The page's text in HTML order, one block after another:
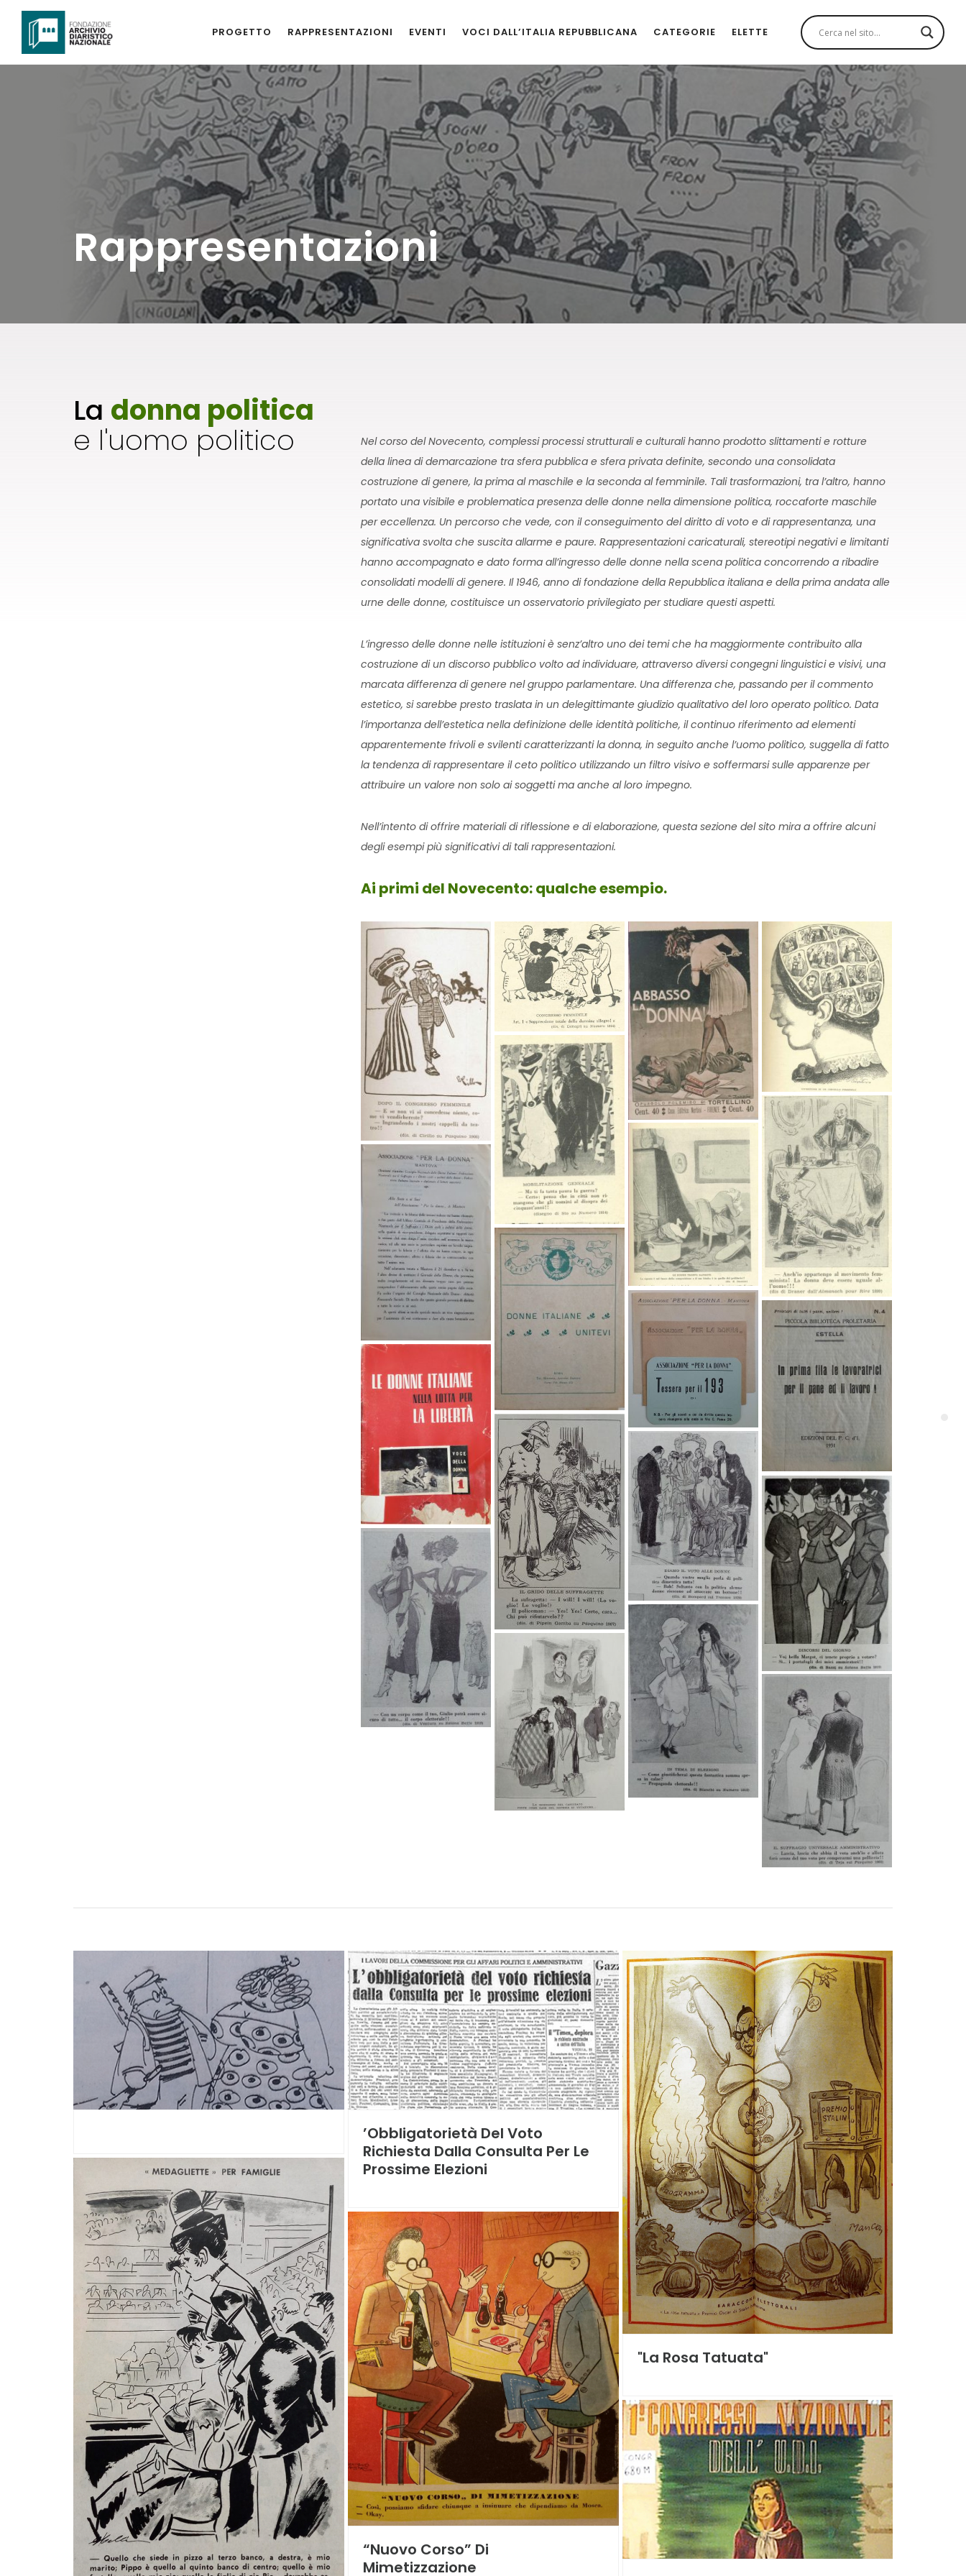
PROGETTO RAPPRESENTAZIONI EVENTI VOCI DALL’ITALIA REPUBBLICANA CATEGORIE ELETTE
Rappresentazioni
La donna politica
e l'uomo politico
Nel corso del Novecento, complessi processi strutturali e culturali hanno prodotto slittamenti e rotture
della linea di demarcazione tra sfera pubblica e sfera privata definite, secondo una consolidata
costruzione di genere, la prima al maschile e la seconda al femminile. Tali trasformazioni, tra l’altro, hanno
portato una visibile e problematica presenza delle donne nella dimensione politica, roccaforte maschile
per eccellenza. Un percorso che vede, con il conseguimento del diritto di voto e di rappresentanza, una
significativa svolta che suscita allarme e paure. Rappresentazioni caricaturali, stereotipi negativi e limitanti
hanno accompagnato e dato forma all’ingresso delle donne nella scena politica concorrendo a ribadire
consolidati modelli di genere. Il 1946, anno di fondazione della Repubblica italiana e della prima andata alle
urne delle donne, costituisce un osservatorio privilegiato per studiare questi aspetti.
L’ingresso delle donne nelle istituzioni è senz’altro uno dei temi che ha maggiormente contribuito alla
costruzione di un discorso pubblico volto ad individuare, attraverso diversi congegni linguistici e visivi, una
marcata differenza di genere nel gruppo parlamentare. Una differenza che, passando per il commento
estetico, si sarebbe presto traslata in un delegittimante giudizio qualitativo del loro operato politico. Data
l’importanza dell’estetica nella definizione delle identità politiche, il continuo riferimento ad elementi
apparentemente frivoli e svilenti caratterizzanti la donna, in seguito anche l’uomo politico, suggella di fatto
la tendenza di rappresentare il ceto politico utilizzando un filtro visivo e soffermarsi sulle apparenze per
attribuire un valore non solo ai soggetti ma anche al loro impegno.
Nell’intento di offrire materiali di riflessione e di elaborazione, questa sezione del sito mira a offrire alcuni
degli esempi più significativi di tali rappresentazioni.
Ai primi del Novecento: qualche esempio.
’obbligatorietà Del Voto
Richiesta Dalla Consulta Per Le
Prossime Elezioni
"La Rosa Tatuata"
“Nuovo Corso” Di
Mimetizzazione